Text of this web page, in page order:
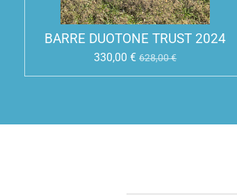
BARRE DUOTONE TRUST 2024
330,00 € 628,00 €